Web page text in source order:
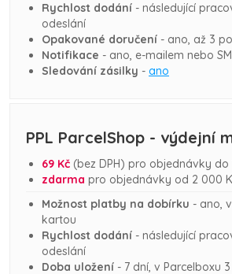
Rychlost dodání - následující
odeslání
Opakované doručení - ano, až 3
Notifikace - ano, e-mailem nebo
Sledování zásilky - ano
PPL ParcelShop - výdejní
69 Kč (bez DPH) pro objednávky do
zdarma pro objednávky od 2 000
Možnost platby na dobírku - ano,
kartou
Rychlost dodání - následující
odeslání
Doba uložení - 7 dní, v Parcelboxu